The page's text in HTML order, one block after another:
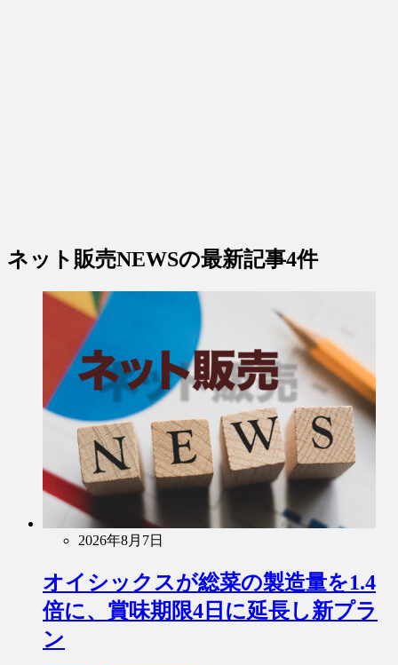
ネット販売NEWSの最新記事4件
2026年8月7日
オイシックスが総菜の製造量を1.4
倍に、賞味期限4日に延長し新プラ
ン